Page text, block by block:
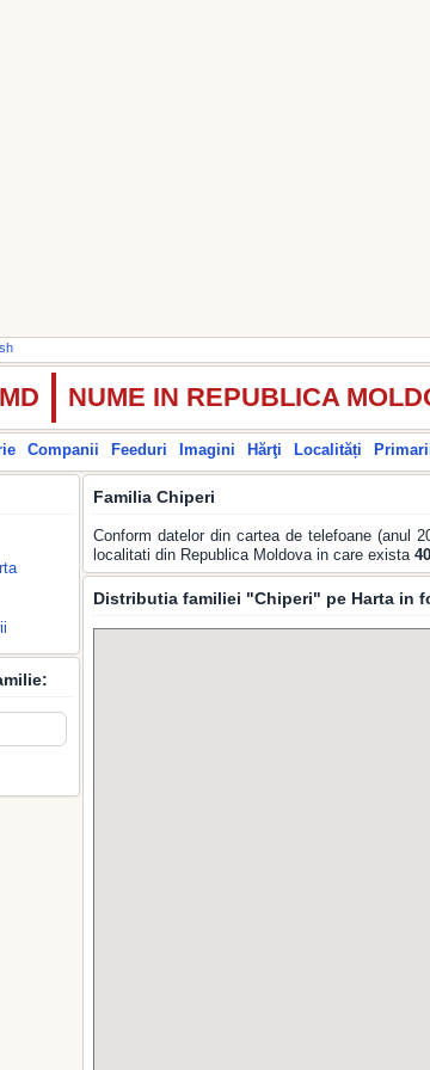
NUME IN REPUBLICA
Companii Feeduri Imagini Hărţi Localități
Familia Chiperi
Conform datelor din cartea de telefoane (anul
localitati din Republica Moldova in care exista
Distributia familiei "Chiperi" pe Harta in